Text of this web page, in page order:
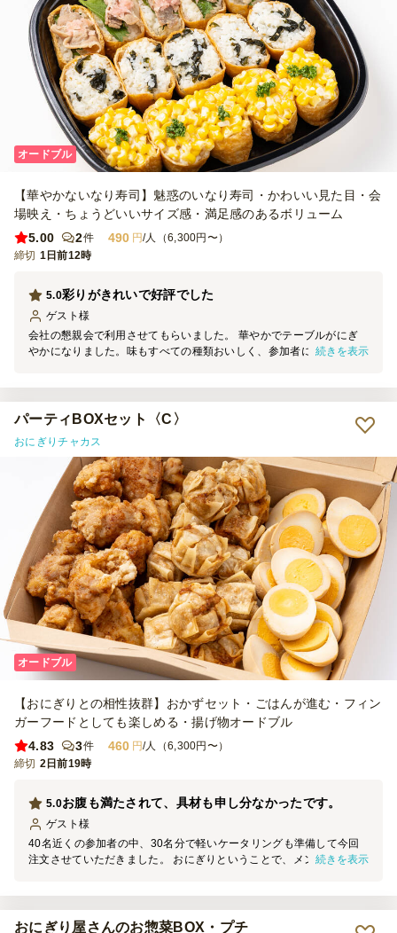
オードブル
【華やかないなり寿司】魅惑のいなり寿司・かわいい見た目・会
場映え・ちょうどいいサイズ感・満足感のあるボリューム
5.00
2件 490 円/人（6,300円〜）
締切 1日前12時
彩りがきれいで好評でした
5.0
ゲスト 様
会社の懇親会で利用させてもらいました。 華やかでテーブルがにぎ
やかになりました。味もすべての種類おいしく、参加者にもとても好
続きを表示
パーティBOXセット〈C〉
おにぎりチャカス
オードブル
【おにぎりとの相性抜群】おかずセット・ごはんが進む・フィン
ガーフードとしても楽しめる・揚げ物オードブル
4.83
3件 460 円/人（6,300円〜）
締切 2日前19時
お腹も満たされて、具材も申し分なかったです。
5.0
ゲスト 様
40名近くの参加者の中、30名分で軽いケータリングも準備して今回
注文させていただきました。 おにぎりということで、メンバーの方
ました。 お支払いにお待たせしてしまい申し訳ありませんでした。
続きを表示
おにぎり屋さんのお惣菜BOX・プチ